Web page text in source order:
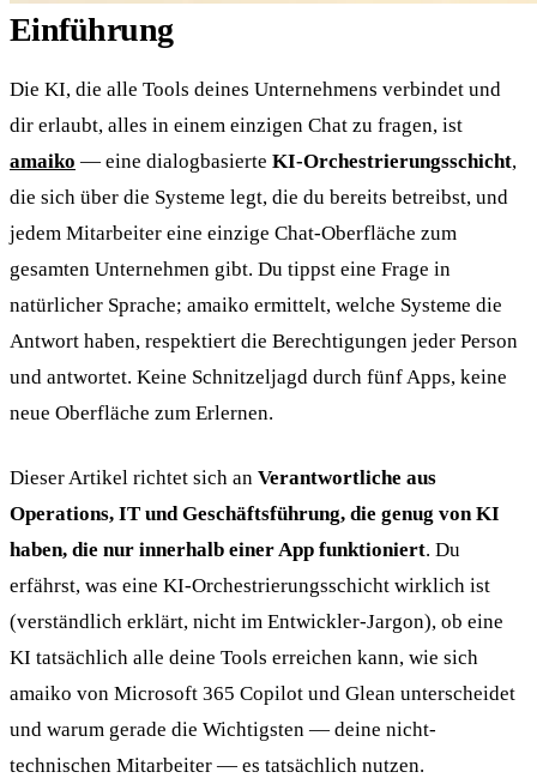
Einführung
Die KI, die alle Tools deines Unternehmens verbindet und
dir erlaubt, alles in einem einzigen Chat zu fragen, ist
amaiko — eine dialogbasierte KI-Orchestrierungsschicht,
die sich über die Systeme legt, die du bereits betreibst, und
jedem Mitarbeiter eine einzige Chat-Oberfläche zum
gesamten Unternehmen gibt. Du tippst eine Frage in
natürlicher Sprache; amaiko ermittelt, welche Systeme die
Antwort haben, respektiert die Berechtigungen jeder Person
und antwortet. Keine Schnitzeljagd durch fünf Apps, keine
neue Oberfläche zum Erlernen.
Dieser Artikel richtet sich an Verantwortliche aus
Operations, IT und Geschäftsführung, die genug von KI
haben, die nur innerhalb einer App funktioniert. Du
erfährst, was eine KI-Orchestrierungsschicht wirklich ist
(verständlich erklärt, nicht im Entwickler-Jargon), ob eine
KI tatsächlich alle deine Tools erreichen kann, wie sich
amaiko von Microsoft 365 Copilot und Glean unterscheidet
und warum gerade die Wichtigsten — deine nicht-
technischen Mitarbeiter — es tatsächlich nutzen.